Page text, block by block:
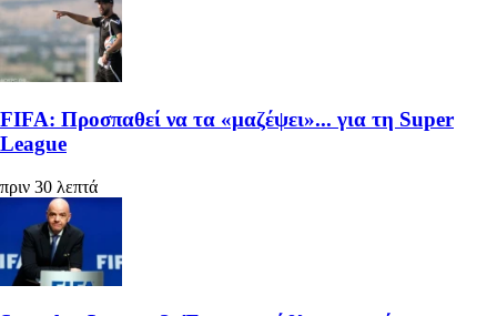
FIFA: Προσπαθεί να τα «μαζέψει»... για τη Super
League
πριν 30 λεπτά